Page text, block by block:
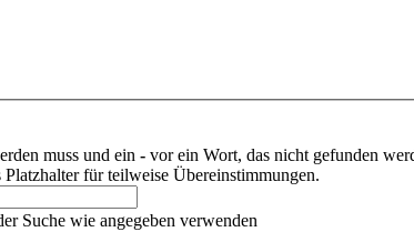
muss und ein - vor ein Wort, das nicht gefunden
für teilweise Übereinstimmungen.
Suche wie angegeben verwenden